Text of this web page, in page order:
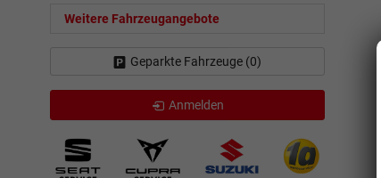
Weitere Fahrzeugangebote
Geparkte Fahrzeuge (0)
Anmelden